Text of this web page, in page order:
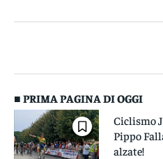
■ PRIMA PAGINA DI OGGI
Ciclismo
Pippo
alzate!